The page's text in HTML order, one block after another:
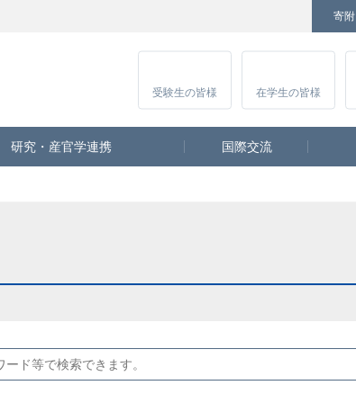
寄附
Instagram
受験生の皆様 在学生の皆様
研究・産官学連携 国際交流